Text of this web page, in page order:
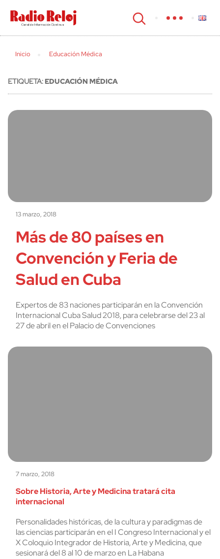
cerrar
Inicio Educación Médica
ETIQUETA:EDUCACIÓN MÉDICA
13 marzo, 2018
Más de 80 países en
Convención y Feria de
Salud en Cuba
Expertos de 83 naciones participarán en la Convención
Internacional Cuba Salud 2018, para celebrarse del 23 al
27 de abril en el Palacio de Convenciones
7 marzo, 2018
Sobre Historia, Arte y Medicina tratará cita
internacional
Personalidades históricas, de la cultura y paradigmas de
las ciencias participarán en el I Congreso Internacional y el
X Coloquio Integrador de Historia, Arte y Medicina, que
sesionará del 8 al 10 de marzo en La Habana